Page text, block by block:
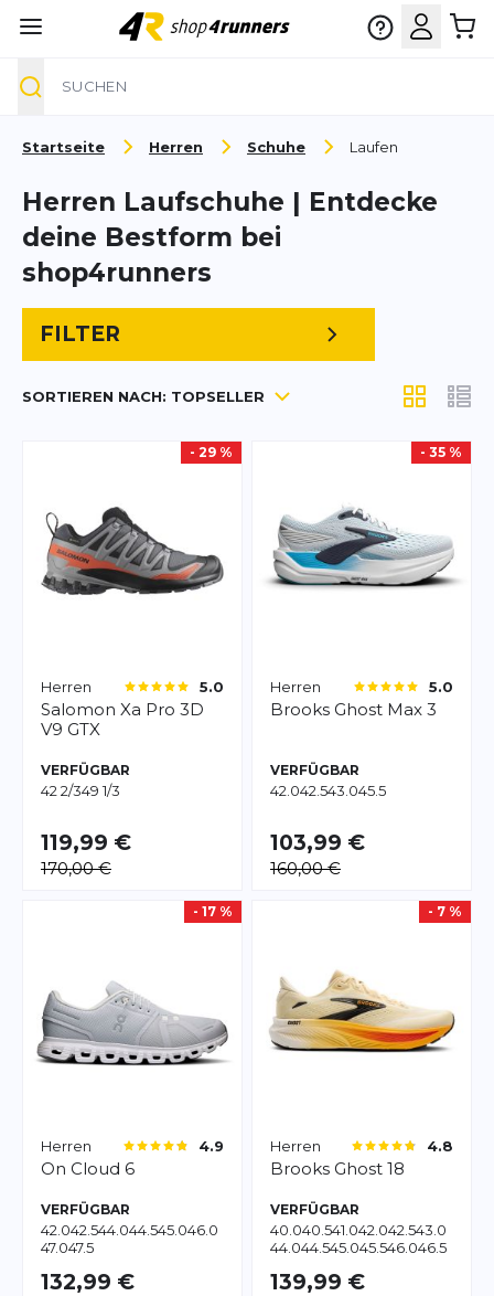
Startseite Herren Schuhe Laufen
Herren Laufschuhe | Entdecke
deine Bestform bei
shop4runners
FILTER
SORTIEREN NACH: TOPSELLER Anzeigen
- 29 %
Herren 5.0
Salomon Xa Pro 3D
V9 GTX
VERFÜGBAR
42 2/349 1/3
119,99 €
170,00 €
- 35 %
Herren 5.0
Brooks Ghost Max 3
VERFÜGBAR
42.042.543.045.5
103,99 €
160,00 €
- 17 %
Herren 4.9
On Cloud 6
VERFÜGBAR
42.042.544.044.545.046.0
47.047.5
132,99 €
- 7 %
Herren 4.8
Brooks Ghost 18
VERFÜGBAR
40.040.541.042.042.543.0
44.044.545.045.546.046.5
139,99 €